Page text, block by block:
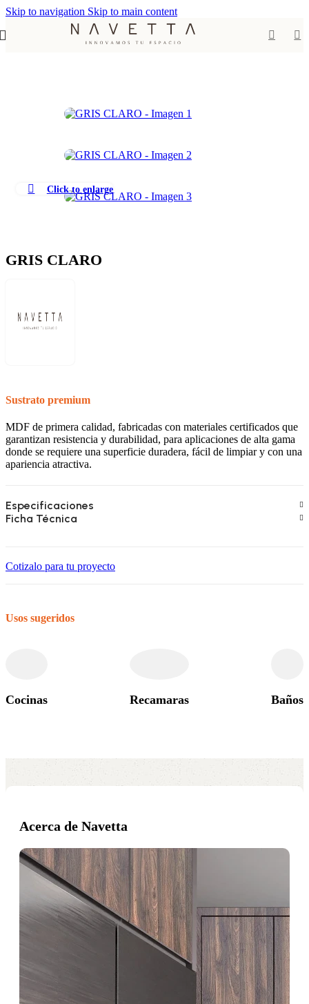
Skip to navigation Skip to main content
NavettaSolidos
Click to enlarge
GRIS CLARO
Sustrato premium
MDF de primera calidad, fabricadas con materiales certificados que
garantizan resistencia y durabilidad, para aplicaciones de alta gama
donde se requiere una superficie duradera, fácil de limpiar y con una
apariencia atractiva.
Especificaciones
Ficha Técnica
Cotizalo para tu proyecto
Usos sugeridos
Cocinas Recamaras Baños
Acerca de Navetta